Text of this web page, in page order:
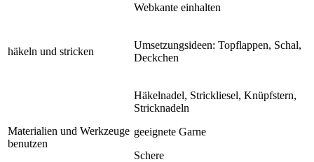
Webkante einhalten
häkeln und stricken
Umsetzungsideen: Topflappen, Schal,
Deckchen
Materialien und Werkzeuge
benutzen
Häkelnadel, Strickliesel, Knüpfstern,
Stricknadeln
geeignete Garne
Schere